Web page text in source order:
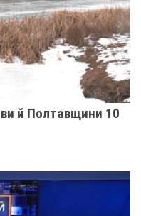
й Полтавщини 10